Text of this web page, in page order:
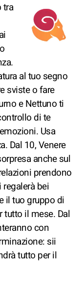
tra
al tuo segno
sviste o fare
e Nettuno ti
di te
Usa
Dal 10, Venere
anche sul
prendono
regalerà bei
il tuo gruppo di
tutto il mese. Dal
con
sii
tutto per il